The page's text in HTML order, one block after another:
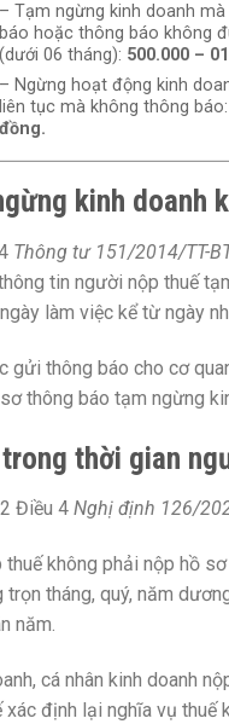
– Tạm ngừng kinh doanh
báo hoặc thông báo không
(dưới 06 tháng): 500.000 –
– Ngừng hoạt động kinh
liên tục mà không thông báo:
đồng.
kinh doanh
Thông tư 151/2014/TT-
tin người nộp thuế
làm việc kể từ ngày
gửi thông báo cho cơ
thông báo tạm ngừng
thời gian
Điều 4 Nghị định 126/
không phải nộp hồ
trọn tháng, quý, năm
năm.
cá nhân kinh doanh
xác định lại nghĩa vụ thuế